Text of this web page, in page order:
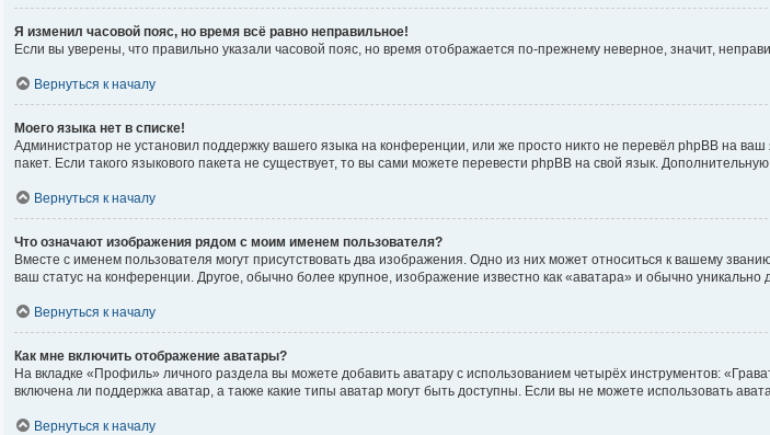
Я изменил часовой пояс, но время всё равно неправильное!
Если вы уверены, что правильно указали часовой пояс, но время отображается по-прежнему неверное, значит,
Вернуться к началу
Моего языка нет в списке!
Администратор не установил поддержку вашего языка на конференции, или же просто никто не перевёл phpBB на
пакет. Если такого языкового пакета не существует, то вы сами можете перевести phpBB на свой язык.
Вернуться к началу
Что означают изображения рядом с моим именем пользователя?
Вместе с именем пользователя могут присутствовать два изображения. Одно из них может относиться к вашему
ваш статус на конференции. Другое, обычно более крупное, изображение известно как «аватара» и обычно уникально
Вернуться к началу
Как мне включить отображение аватары?
На вкладке «Профиль» личного раздела вы можете добавить аватару с использованием четырёх инструментов:
включена ли поддержка аватар, а также какие типы аватар могут быть доступны. Если вы не можете использовать
Вернуться к началу